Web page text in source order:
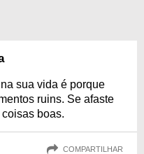
sua vida é porque
ruins. Se afaste
boas.
COMPARTILHAR